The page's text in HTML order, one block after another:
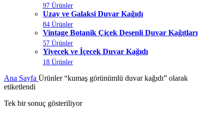
97 Ürünler
Uzay ve Galaksi Duvar Kağıdı
84 Ürünler
Vintage Botanik Çiçek Desenli Duvar Kağıtları
57 Ürünler
Yiyecek ve İçecek Duvar Kağıdı
18 Ürünler
Ana Sayfa Ürünler “kumaş görünümlü duvar kağıdı” olarak
etiketlendi
Tek bir sonuç gösteriliyor